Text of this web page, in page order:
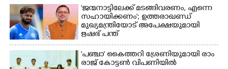
'ജന്മനാട്ടിലേക്ക് മടങ്ങിവരണം, എന്നെ
സഹായിക്കണം'; ഉത്തരാഖണ്ഡ്
മുഖ്യമന്ത്രിയോട് അപേക്ഷയുമായി
ഋഷഭ് പന്ത്
'​പ​ഞ്ചാ​'​ ​കൈ​ത്ത​റി​ ​ശ്രേ​ണി​യു​മാ​യി​ ​രാം​
രാ​ജ് ​കോ​ട്ടൺ വിപണിയിൽ